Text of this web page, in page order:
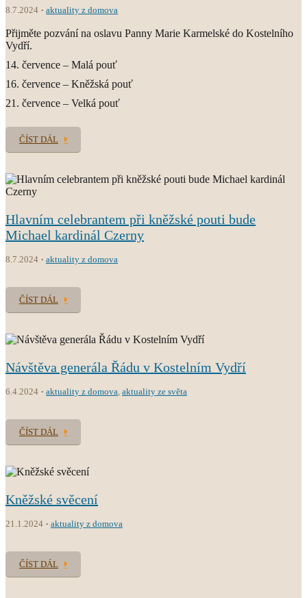
8.7.2024 aktuality z domova
Přijměte pozvání na oslavu Panny Marie Karmelské do Kostelního
Vydří.
14. července – Malá pouť
16. července – Kněžská pouť
21. července – Velká pouť
ČÍST DÁL
Hlavním celebrantem při kněžské pouti bude
Michael kardinál Czerny
8.7.2024 aktuality z domova
ČÍST DÁL
Návštěva generála Řádu v Kostelním Vydří
6.4.2024 aktuality z domova aktuality ze světa
ČÍST DÁL
Kněžské svěcení
21.1.2024 aktuality z domova
ČÍST DÁL